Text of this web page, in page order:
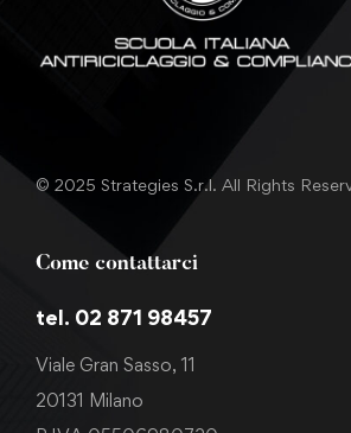
© 2025 Strategies S.r.l. All Rights
Come contattarci
tel. 02 871 98457
Viale Gran Sasso, 11
20131 Milano